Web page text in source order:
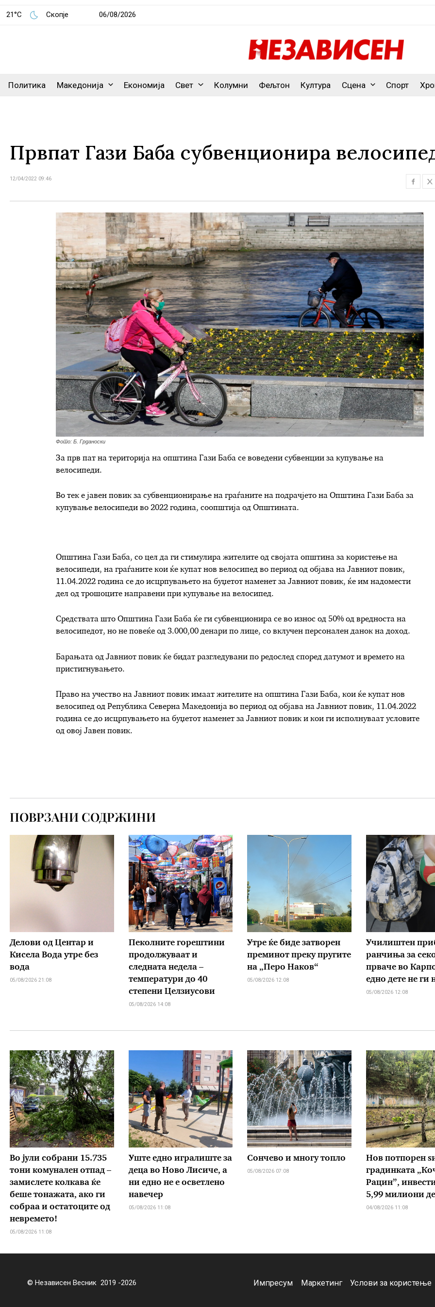
21°C Скопје 06/08/2026
Политика Македонија Економија Свет Колумни Фељтон Култура Сцена Спорт
Првпат Гази Баба субвенционира
12/04/2022 09:46
Фото: Б. Грданоски
За прв пат на територија на општина Гази Баба се воведени субвенции за купување на
велосипеди.
Во тек е јавен повик за субвенционирање на граѓаните на подрачјето на Општина Гази Баба за
купување велосипеди во 2022 година, соопштија од Општината.
Општина Гази Баба, со цел да ги стимулира жителите од својата општина за користење на
велосипеди, на граѓаните кои ќе купат нов велосипед во период од објава на Јавниот повик,
11.04.2022 година се до исцрпувањето на буџетот наменет за Јавниот повик, ќе им надомести
дел од трошоците направени при купување на велосипед.
Средствата што Општина Гази Баба ќе ги субвенционира се во износ од 50% од вредноста на
велосипедот, но не повеќе од 3.000,00 денари по лице, со вклучен персонален данок на доход.
Барањата од Јавниот повик ќе бидат разгледувани по редослед според датумот и времето на
пристигнувањето.
Право на учество на Јавниот повик имаат жителите на општина Гази Баба, кои ќе купат нов
велосипед од Република Северна Македонија во период од објава на Јавниот повик, 11.04.2022
година се до исцрпувањето на буџетот наменет за Јавниот повик и кои ги исполнуваат условите
од овој Јавен повик.
ПОВРЗАНИ СОДРЖИНИ
Делови од Центар и
Кисела Вода утре без
вода
05/08/2026 21:08
Пеколните горештини
продолжуваат и
следната недела –
температури до 40
степени Целзиусови
05/08/2026 14:08
Утре ќе биде затворен
преминот преку пругите
на „Перо Наков“
05/08/2026 12:08
Училиштен
ранчиња за
прваче во
едно дете не ги
05/08/2026 12:08
Во јули собрани 15.735
тони комунален отпад –
замислете колкава ќе
беше тонажата, ако ги
собраа и остатоците од
невремето!
05/08/2026 11:08
Уште едно игралиште за
деца во Ново Лисиче, а
ни едно не е осветлено
навечер
05/08/2026 11:08
Сончево и многу топло
05/08/2026 07:08
Нов потпорен
градинката
Рацин”,
5,99 милиони
04/08/2026 11:08
© Независен Весник 2019 -2026 Импресум Маркетинг Услови за користење